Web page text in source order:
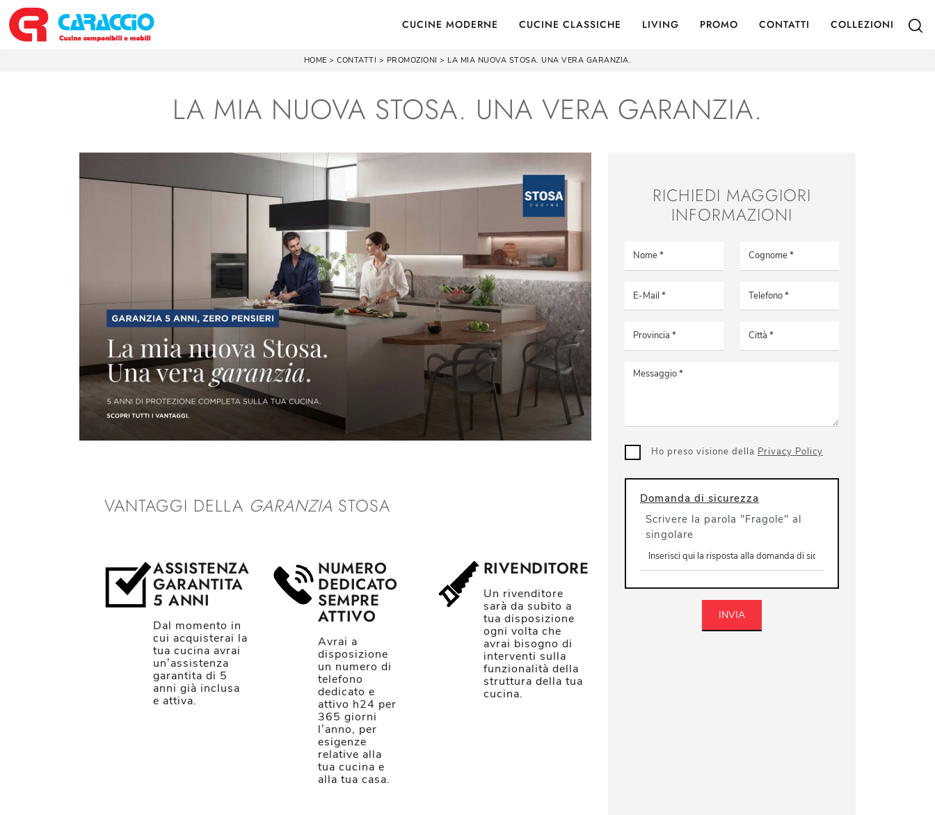
CUCINE MODERNE CUCINE CLASSICHE LIVING PROMO CONTATTI COLLEZIONI
HOME >CONTATTI > PROMOZIONI > LA MIA NUOVA STOSA. UNA VERA GARANZIA.
LA MIA NUOVA STOSA. UNA VERA GARANZIA.
VANTAGGI DELLA GARANZIA STOSA
ASSISTENZA
GARANTITA
5 ANNI
Dal momento in
cui acquisterai la
tua cucina avrai
un’assistenza
garantita di 5
anni già inclusa
e attiva.
NUMERO
DEDICATO
SEMPRE
ATTIVO
Avrai a
disposizione
un numero di
telefono
dedicato e
attivo h24 per
365 giorni
l’anno, per
esigenze
relative alla
tua cucina e
alla tua casa.
RIVENDITORE
Un rivenditore
sarà da subito a
tua disposizione
ogni volta che
avrai bisogno di
interventi sulla
funzionalità della
struttura della tua
cucina.
RICHIEDI MAGGIORI
INFORMAZIONI
Ho preso visione della Privacy Policy
Domanda di sicurezza
Scrivere la parola "Fragole" al
singolare
INVIA